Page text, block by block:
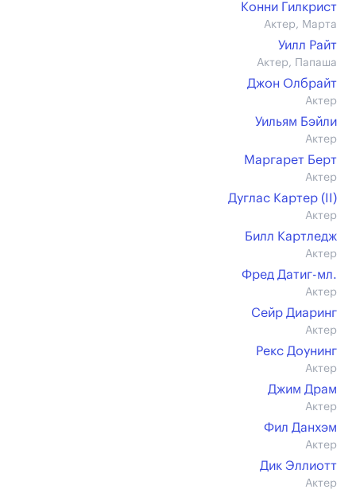
Конни Гилкрист
Актер, Марта
Уилл Райт
Актер, Папаша
Джон Олбрайт
Актер
Уильям Бэйли
Актер
Маргарет Берт
Актер
Дуглас Картер (II)
Актер
Билл Картледж
Актер
Фред Датиг-мл.
Актер
Сейр Диаринг
Актер
Рекс Доунинг
Актер
Джим Драм
Актер
Фил Данхэм
Актер
Дик Эллиотт
Актер